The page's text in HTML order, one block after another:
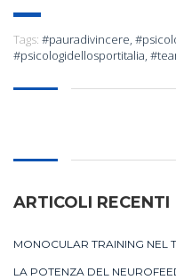
Tags: #pauradivincere
#psicologidellosportitalia
ARTICOLI RECENTI
MONOCULAR TRAINING NEL
LA POTENZA DEL